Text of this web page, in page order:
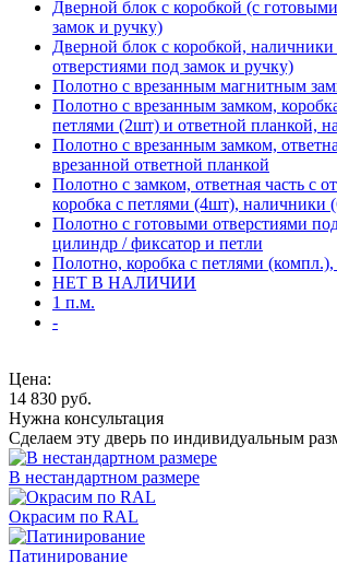
Дверной блок с коробкой (с
замок и ручку)
Дверной блок с коробкой,
отверстиями под замок и ручку)
Полотно с врезанным магнитным
Полотно с врезанным замком,
петлями (2шт) и ответной планкой,
Полотно с врезанным замком,
врезанной ответной планкой
Полотно с замком, ответная часть с
коробка с петлями (4шт), наличники
Полотно с готовыми отверстиями
цилиндр / фиксатор и петли
Полотно, коробка с петлями
НЕТ В НАЛИЧИИ
1 п.м.
-
Цена:
14 830 руб.
Нужна консультация
Сделаем эту дверь по индивидуальным
В нестандартном размере
Окрасим по RAL
Патинирование